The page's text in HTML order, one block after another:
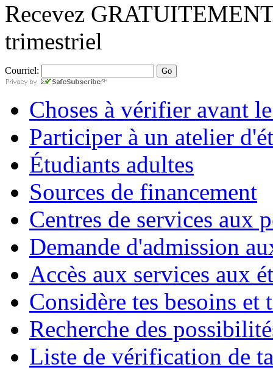
Recevez
trimestriel
Courriel:
Choses à vérifier avant
Participer à un atelier
Étudiants adultes
Sources de financement
Centres de services aux
Demande d'admission
Accès aux services aux
Considère tes besoins et
Recherche des
Liste de vérification de